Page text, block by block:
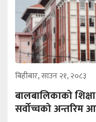
बिहीबार, साउन २१, २०८३
बालबालिकाको
सर्वोच्चको अन्तरिम